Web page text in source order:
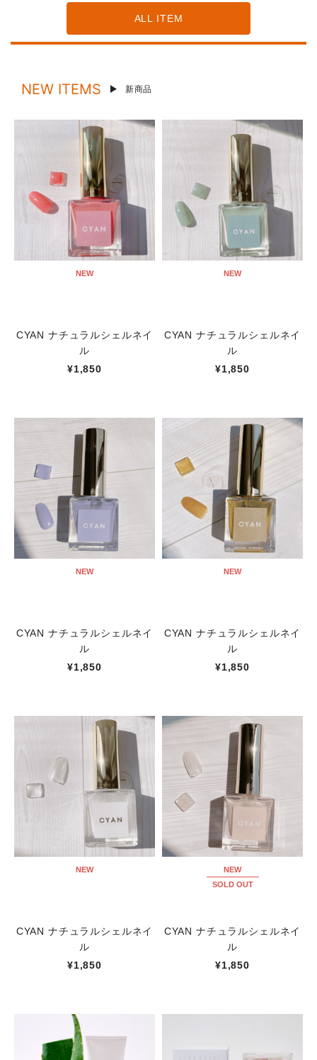
ALL ITEM
NEW ITEMS 新商品
NEW
CYAN ナチュラルシェルネイ
ル
¥1,850
NEW
CYAN ナチュラルシェルネイ
ル
¥1,850
NEW
CYAN ナチュラルシェルネイ
ル
¥1,850
NEW
CYAN ナチュラルシェルネイ
ル
¥1,850
NEW
CYAN ナチュラルシェルネイ
ル
¥1,850
NEW
SOLD OUT
CYAN ナチュラルシェルネイ
ル
¥1,850